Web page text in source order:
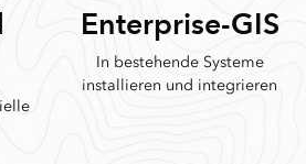
Enterprise-GIS
In bestehende Systeme
installieren und integrieren